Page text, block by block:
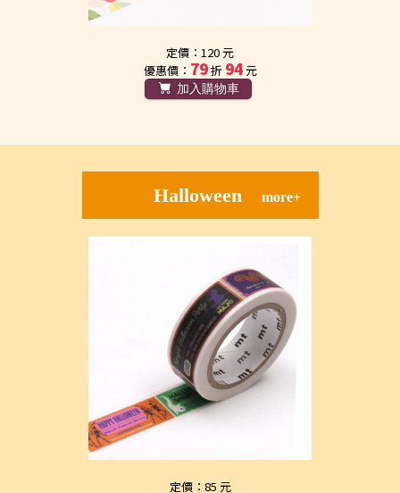
定價：120 元
優惠價： 79折 94元
加入購物車
Halloween more+
定價：85 元